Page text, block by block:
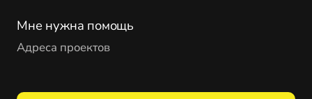
Мне нужна помощь
Адреса проектов